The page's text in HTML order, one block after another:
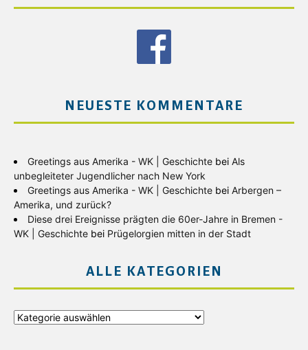
NEUESTE KOMMENTARE
Greetings aus Amerika - WK | Geschichte bei Als
unbegleiteter Jugendlicher nach New York
Greetings aus Amerika - WK | Geschichte bei Arbergen –
Amerika, und zurück?
Diese drei Ereignisse prägten die 60er-Jahre in Bremen -
WK | Geschichte bei Prügelorgien mitten in der Stadt
ALLE KATEGORIEN
Alle